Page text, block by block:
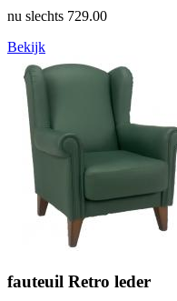
nu slechts 729.00
Bekijk
fauteuil Retro leder